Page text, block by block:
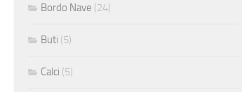
Bordo Nave (24)
Buti (5)
Calci (5)